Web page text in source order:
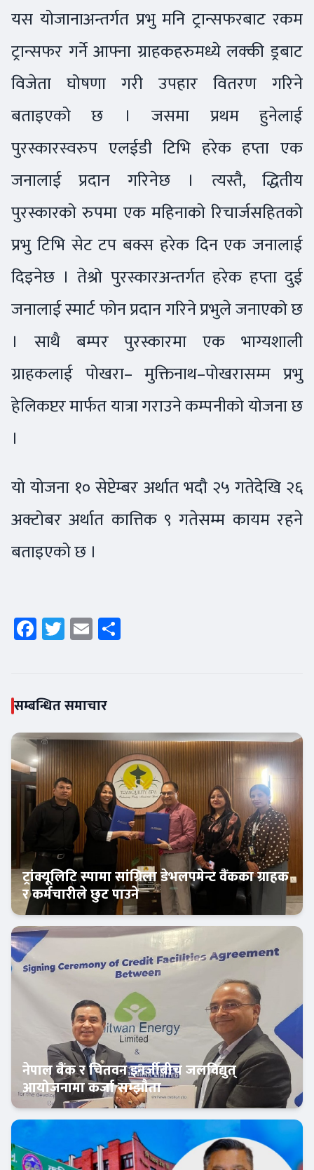
यस योजानाअन्तर्गत प्रभु मनि ट्रान्सफरबाट रकम
ट्रान्सफर गर्ने आफ्ना ग्राहकहरुमध्ये लक्की ड्रबाट
विजेता घोषणा गरी उपहार वितरण गरिने
बताइएको छ । जसमा प्रथम हुनेलाई
पुरस्कारस्वरुप एलईडी टिभि हरेक हप्ता एक
जनालाई प्रदान गरिनेछ । त्यस्तै, द्धितीय
पुरस्कारको रुपमा एक महिनाको रिचार्जसहितको
प्रभु टिभि सेट टप बक्स हरेक दिन एक जनालाई
दिइनेछ । तेश्रो पुरस्कारअन्तर्गत हरेक हप्ता दुई
जनालाई स्मार्ट फोन प्रदान गरिने प्रभुले जनाएको छ
। साथै बम्पर पुरस्कारमा एक भाग्यशाली
ग्राहकलाई पोखरा– मुक्तिनाथ–पोखरासम्म प्रभु
हेलिकप्टर मार्फत यात्रा गराउने कम्पनीको योजना छ
।
यो योजना १० सेप्टेम्बर अर्थात भदौ २५ गतेदेखि २६
अक्टोबर अर्थात कात्तिक ९ गतेसम्म कायम रहने
बताइएको छ ।
Facebook
Twitter
Email
सम्बन्धित समाचार
बैंक-वित्त
ट्रांक्यूलिटि स्पामा सांग्रिला डेभलपमेन्ट वैंकका ग्राहक
र कर्मचारीले छुट पाउने
बैंक-वित्त
नेपाल बैंक र चितवन इनर्जीबीच जलविद्युत्
आयोजनामा कर्जा सम्झौता